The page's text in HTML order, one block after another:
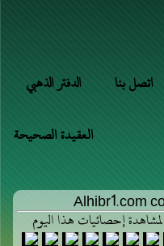
الدفتر الذهبي اتصل بنا
العقيدة الصحيحة
Alhibr1.com
إحصائيات هذا اليوم